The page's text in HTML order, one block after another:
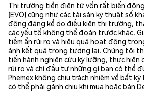
Thị trường tiền điện tử vốn rất biến động
(EVO) cũng như các tài sản kỹ thuật số
động đáng kể do điều kiện thị trường,
các yếu tố không thể đoán trước khác.
tiềm ẩn rủi ro và hiệu quả hoạt động
ánh kết quả trong tương lai. Chúng tôi
tiến hành nghiên cứu kỹ lưỡng, thực hiện
rủi ro và chỉ đầu tư những gì bạn có thể
Phemex không chịu trách nhiệm về bất
có thể phải gánh chịu khi mua hoặc bán